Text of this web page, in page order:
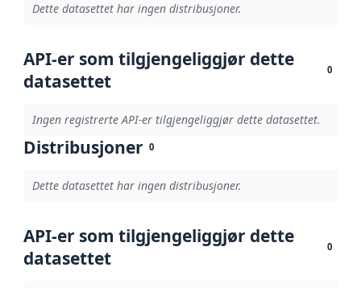
Dette datasettet har ingen distribusjoner.
API-er som tilgjengeliggjør dette
datasettet
0
Ingen registrerte API-er tilgjengeliggjør dette datasettet.
Distribusjoner 0
Dette datasettet har ingen distribusjoner.
API-er som tilgjengeliggjør dette
datasettet
0